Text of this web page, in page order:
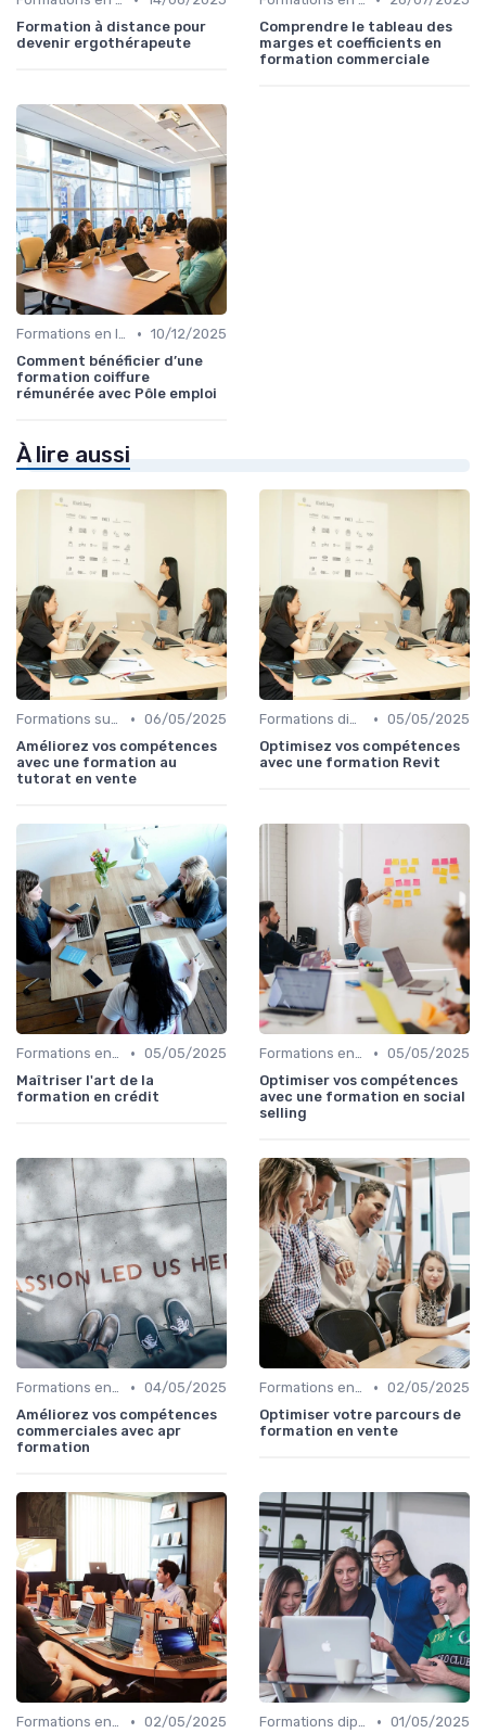
Formation à distance pour
devenir ergothérapeute
Comprendre le tableau des
marges et coefficients en
formation commerciale
Formations en ligne • 10/12/2025
Comment bénéficier d’une
formation coiffure
rémunérée avec Pôle emploi
À lire aussi
Formations sur mesure pour entreprises • 06/05/2025
Améliorez vos compétences
avec une formation au
tutorat en vente
Formations diplômantes • 05/05/2025
Optimisez vos compétences
avec une formation Revit
Formations en ligne • 05/05/2025
Maîtriser l'art de la
formation en crédit
Formations en ligne • 05/05/2025
Optimiser vos compétences
avec une formation en social
selling
Formations en ligne • 04/05/2025
Améliorez vos compétences
commerciales avec apr
formation
Formations en ligne • 02/05/2025
Optimiser votre parcours de
formation en vente
Formations en ligne • 02/05/2025
Formations diplômantes • 01/05/2025